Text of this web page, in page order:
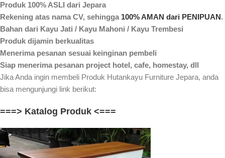
Produk 100% ASLI dari Jepara
Rekening atas nama CV, sehingga 100% AMAN dari PENIPUAN.
Bahan dari Kayu Jati / Kayu Mahoni / Kayu Trembesi
Produk dijamin berkualitas
Menerima pesanan sesuai keinginan pembeli
Siap menerima pesanan project hotel, cafe, homestay, dll
Jika Anda ingin membeli Produk Hutankayu Furniture Jepara, anda
bisa mengunjungi link berikut:
===> Katalog Produk <===